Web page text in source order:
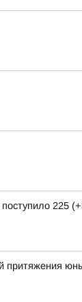
225
притяжения